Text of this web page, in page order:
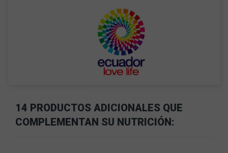
14 PRODUCTOS ADICIONALES QUE
COMPLEMENTAN SU NUTRICIÓN: